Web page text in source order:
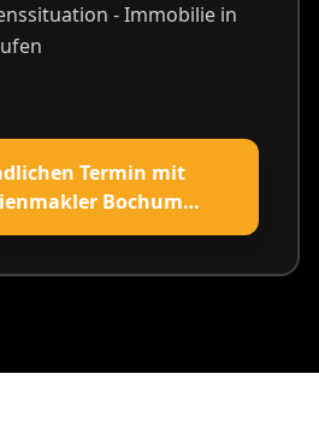
- Immobilie in
Termin mit
Bochum